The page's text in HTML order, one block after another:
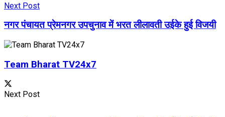
Next Post
नगर पंचायत प्रेमनगर उपचुनाव में भरत लीलावती उईके हुई विजयी
Team Bharat TV24x7
Next Post